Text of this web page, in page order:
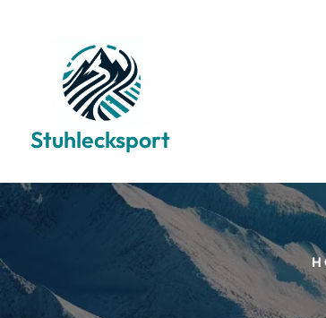
Stuhlecksport